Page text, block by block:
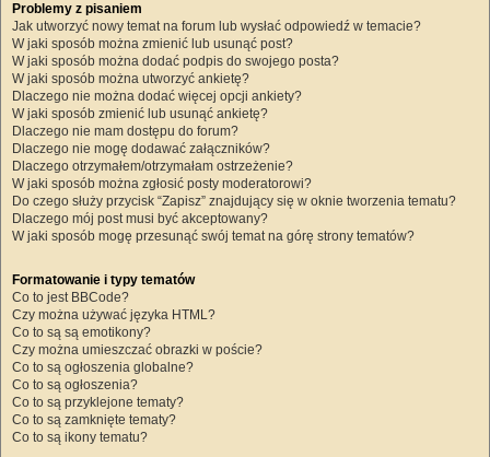
Problemy z pisaniem
Jak utworzyć nowy temat na forum lub wysłać odpowiedź w temacie?
W jaki sposób można zmienić lub usunąć post?
W jaki sposób można dodać podpis do swojego posta?
W jaki sposób można utworzyć ankietę?
Dlaczego nie można dodać więcej opcji ankiety?
W jaki sposób zmienić lub usunąć ankietę?
Dlaczego nie mam dostępu do forum?
Dlaczego nie mogę dodawać załączników?
Dlaczego otrzymałem/otrzymałam ostrzeżenie?
W jaki sposób można zgłosić posty moderatorowi?
Do czego służy przycisk “Zapisz” znajdujący się w oknie tworzenia tematu?
Dlaczego mój post musi być akceptowany?
W jaki sposób mogę przesunąć swój temat na górę strony tematów?
Formatowanie i typy tematów
Co to jest BBCode?
Czy można używać języka HTML?
Co to są są emotikony?
Czy można umieszczać obrazki w poście?
Co to są ogłoszenia globalne?
Co to są ogłoszenia?
Co to są przyklejone tematy?
Co to są zamknięte tematy?
Co to są ikony tematu?